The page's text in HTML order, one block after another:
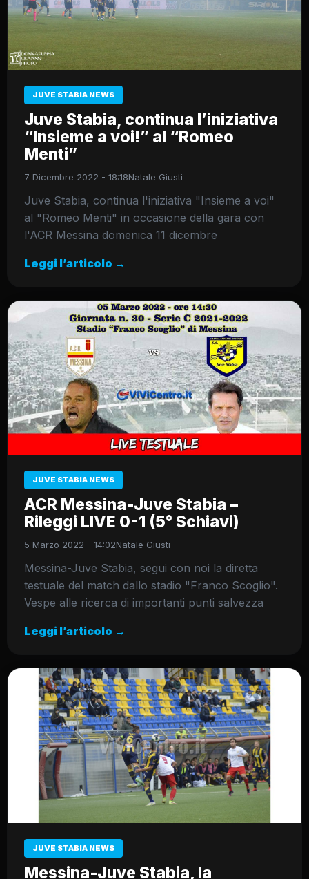
JUVE STABIA NEWS
Juve Stabia, continua l’iniziativa
“Insieme a voi!” al “Romeo
Menti”
7 Dicembre 2022 - 18:18Natale Giusti
Juve Stabia, continua l'iniziativa "Insieme a voi"
al "Romeo Menti" in occasione della gara con
l'ACR Messina domenica 11 dicembre
Leggi l’articolo →
JUVE STABIA NEWS
ACR Messina-Juve Stabia –
Rileggi LIVE 0-1 (5° Schiavi)
5 Marzo 2022 - 14:02Natale Giusti
Messina-Juve Stabia, segui con noi la diretta
testuale del match dallo stadio "Franco Scoglio".
Vespe alle ricerca di importanti punti salvezza
Leggi l’articolo →
JUVE STABIA NEWS
Messina-Juve Stabia, la